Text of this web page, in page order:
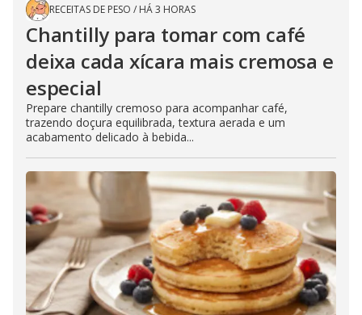
RECEITAS DE PESO / HÁ 3 HORAS
Chantilly para tomar com café
deixa cada xícara mais cremosa e
especial
Prepare chantilly cremoso para acompanhar café,
trazendo doçura equilibrada, textura aerada e um
acabamento delicado à bebida...